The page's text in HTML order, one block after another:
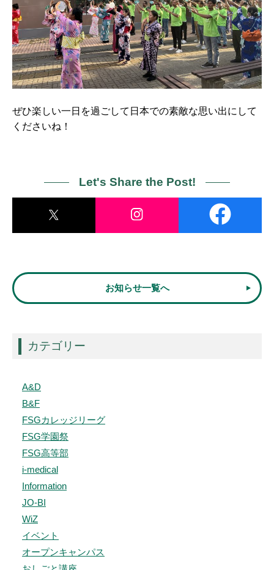
ぜひ楽しい一日を過ごして日本での素敵な思い出にして
くださいね！
Let's Share the Post!
お知らせ一覧へ
カテゴリー
A&D
B&F
FSGカレッジリーグ
FSG学園祭
FSG高等部
i-medical
Information
JO-BI
WiZ
イベント
オープンキャンパス